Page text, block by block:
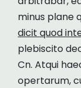
minus plane
dicit quod
plebiscito
Cn. Atqui
opertarum,